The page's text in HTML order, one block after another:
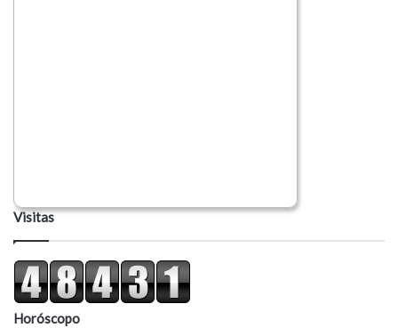
Visitas
Horóscopo